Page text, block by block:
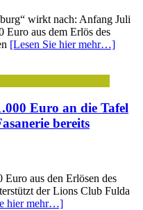
wirkt nach: Anfang Juli
Euro aus dem Erlös des
[Lesen Sie hier mehr…]
Euro an die Tafel
bereits
aus den Erlösen des
der Lions Club Fulda
hier mehr…]